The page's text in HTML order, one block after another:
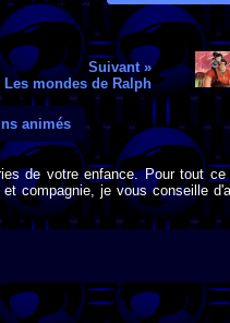
Suivant »
Les mondes de Ralph
animés
de votre enfance. Pour tout ce
compagnie, je vous conseille